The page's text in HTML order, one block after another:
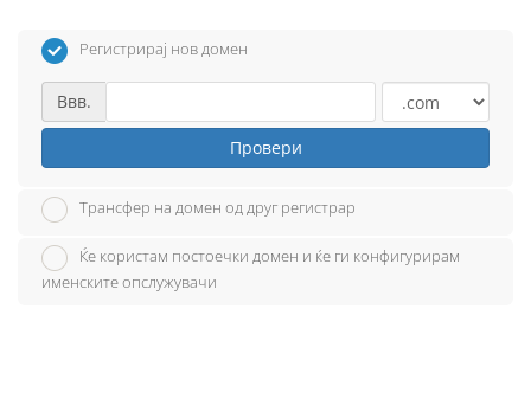
Регистрирај нов домен
Ввв.
Провери
Трансфер на домен од друг регистрар
Ќе користам постоечки домен и ќе ги конфигурирам
именските опслужувачи